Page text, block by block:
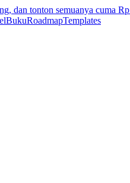
dan tonton semuanya cuma Rp
BukuRoadmapTemplates